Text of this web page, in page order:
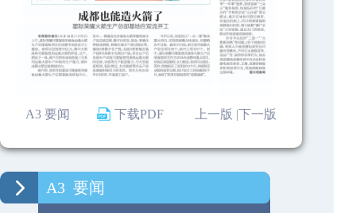
A3 要闻 下载PDF 下一版
上一版 |
A3 要闻